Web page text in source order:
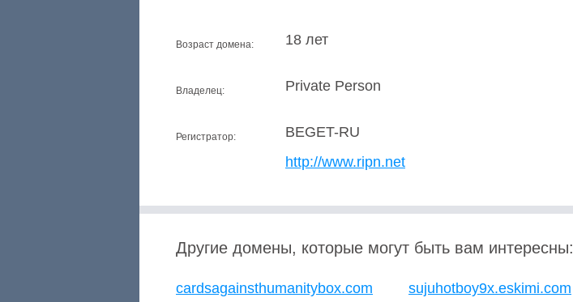
Возраст домена: 18 лет
Владелец: Private Person
Регистратор:
BEGET-RU
http://www.ripn.net
Другие домены, которые могут быть вам интересны:
cardsagainsthumanitybox.com sujuhotboy9x.eskimi.com